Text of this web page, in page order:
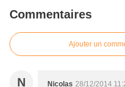
Commentaires
Ajouter un
N Nicolas 28/12/2014